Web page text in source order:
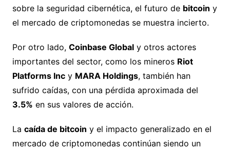
sobre la seguridad cibernética, el futuro de bitcoin y
el mercado de criptomonedas se muestra incierto.
Por otro lado, Coinbase Globaly otros actores
importantes del sector, como los mineros Riot
Platforms Incy MARA Holdings, también han
sufrido caídas, con una pérdida aproximada del
3.5% en sus valores de acción.
La caída de bitcoin y el impacto generalizado en el
mercado de criptomonedas continúan siendo un